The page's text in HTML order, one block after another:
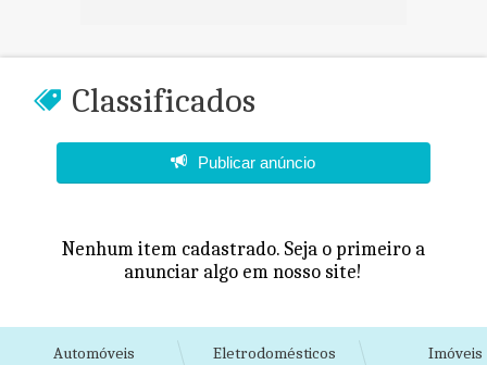
Classificados
Publicar anúncio
Nenhum item cadastrado. Seja o primeiro a
anunciar algo em nosso site!
Automóveis Eletrodomésticos Imóveis